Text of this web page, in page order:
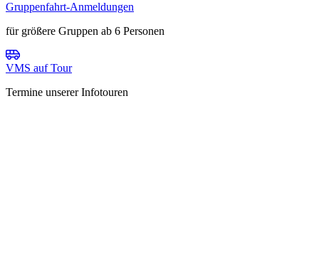
Gruppenfahrt-Anmeldungen
für größere Gruppen ab 6 Personen
VMS auf Tour
Termine unserer Infotouren